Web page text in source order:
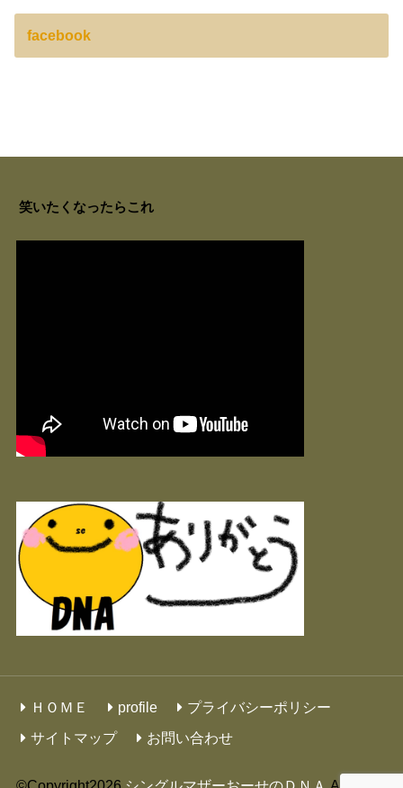
facebook
笑いたくなったらこれ
ＨＯＭＥ profile
プライバシーポリシー
サイトマップ
お問い合わせ